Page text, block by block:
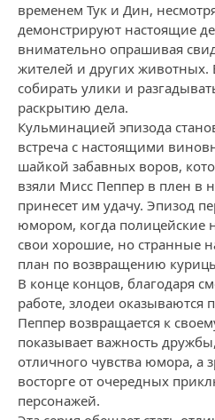
временем Тук и Дин,
демонстрируют настоящие
внимательно опрашивая
жителей и других
собирать улики и
раскрытию дела.
Кульминацией эпизода
встреча с настоящими
шайкой забавных воров,
взяли Мисс Пеппер в плен в
принесет им удачу. Эпизод
юмором, когда полицейские
свои хорошие, но странные
план по возвращению
В конце концов, благодаря
работе, злодеи
Пеппер возвращается к
показывает важность
отличного чувства юмора, а
восторге от очередных
персонажей.